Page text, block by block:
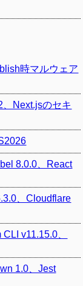
時マルウェア
Next.jsのセキ
8.0.0、React
、Cloudflare
v11.15.0、
1.0、Jest